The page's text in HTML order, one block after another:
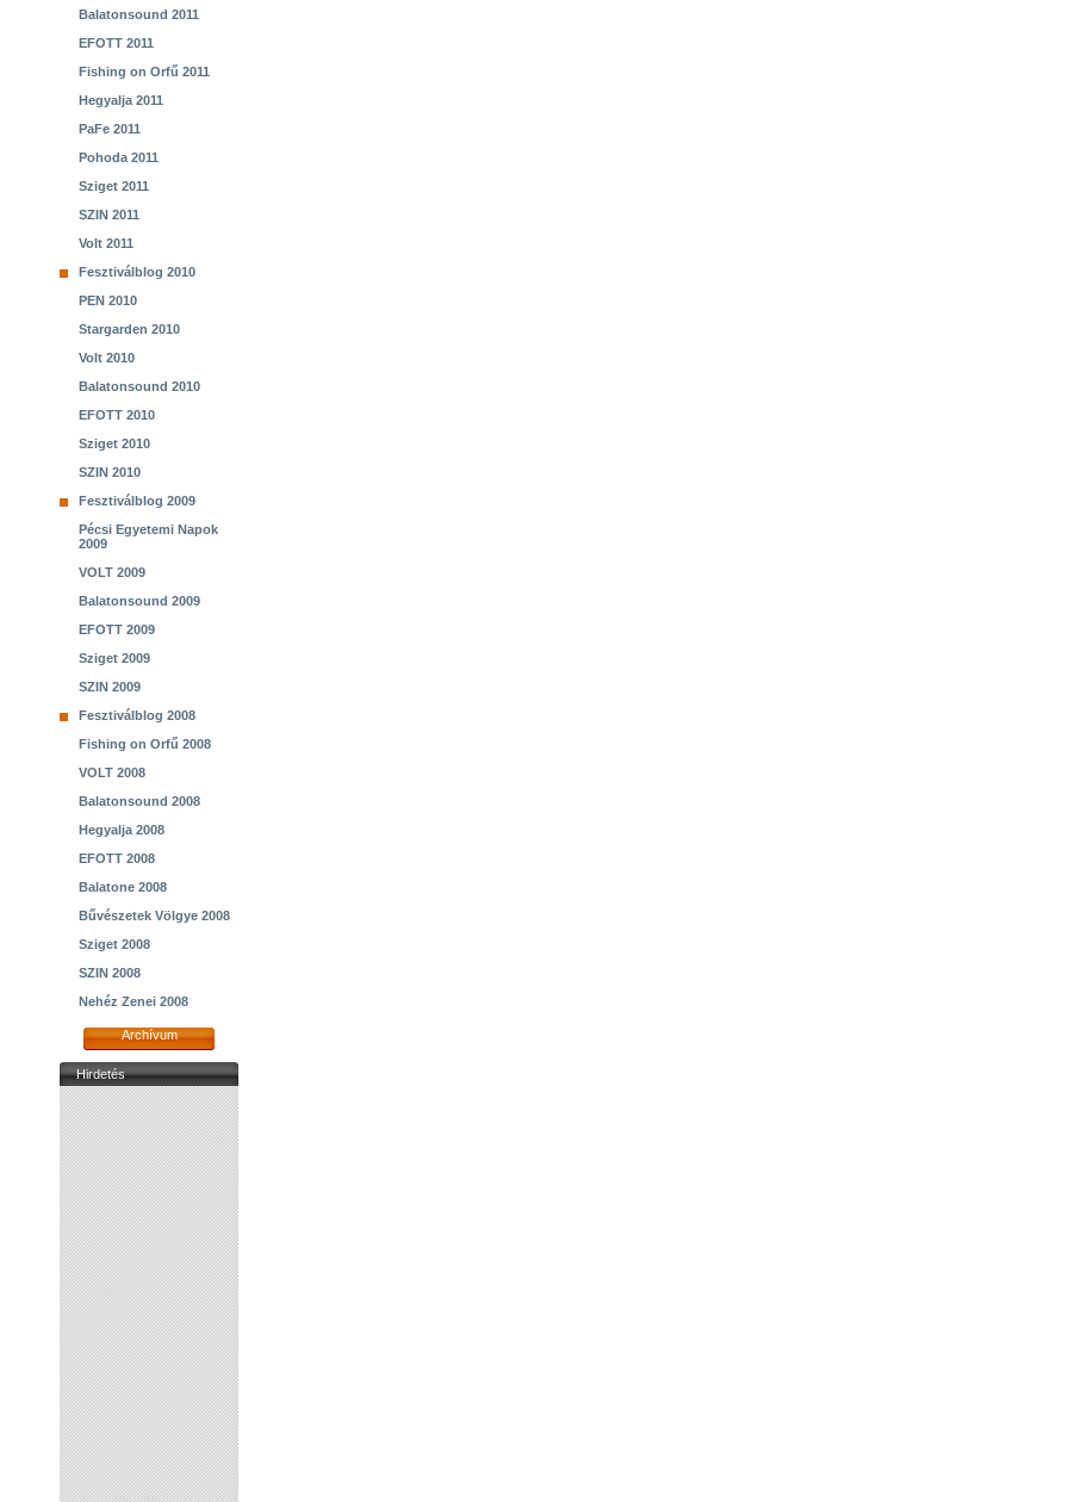
Balatonsound 2011
EFOTT 2011
Fishing on Orfű 2011
Hegyalja 2011
PaFe 2011
Pohoda 2011
Sziget 2011
SZIN 2011
Volt 2011
Fesztiválblog 2010
PEN 2010
Stargarden 2010
Volt 2010
Balatonsound 2010
EFOTT 2010
Sziget 2010
SZIN 2010
Fesztiválblog 2009
Pécsi Egyetemi Napok
2009
VOLT 2009
Balatonsound 2009
EFOTT 2009
Sziget 2009
SZIN 2009
Fesztiválblog 2008
Fishing on Orfű 2008
VOLT 2008
Balatonsound 2008
Hegyalja 2008
EFOTT 2008
Balatone 2008
Bűvészetek Völgye 2008
Sziget 2008
SZIN 2008
Nehéz Zenei 2008
Archívum
Hirdetés